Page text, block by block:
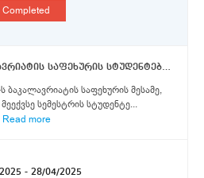
Completed
კონკურსი თსუ-ს ბაკალავრიატის საფეხურის სტუდენტებისთვის ორმხრივი თანამშრომლობის და ერაზმუს+ პროგრამების სტიპენდიების მოსაპოვებლად
ბაკალავრიატის საფეხურის მესამე,
სემესტრის სტუდენტე...
Read more
- 28/04/2025